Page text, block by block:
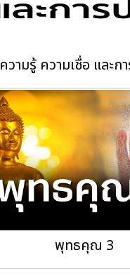
ความรู้ ความเชื่อ และก
พุทธคุณ 3